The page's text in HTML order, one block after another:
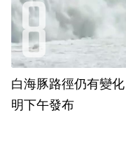
白海豚路徑仍有變
明下午發布